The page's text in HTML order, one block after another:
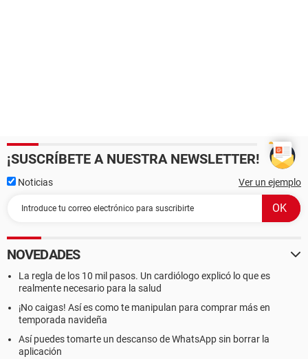
¡SUSCRÍBETE A NUESTRA NEWSLETTER!
Noticias Ver un ejemplo
NOVEDADES
La regla de los 10 mil pasos. Un cardiólogo explicó lo que es
realmente necesario para la salud
¡No caigas! Así es como te manipulan para comprar más en
temporada navideña
Así puedes tomarte un descanso de WhatsApp sin borrar la
aplicación